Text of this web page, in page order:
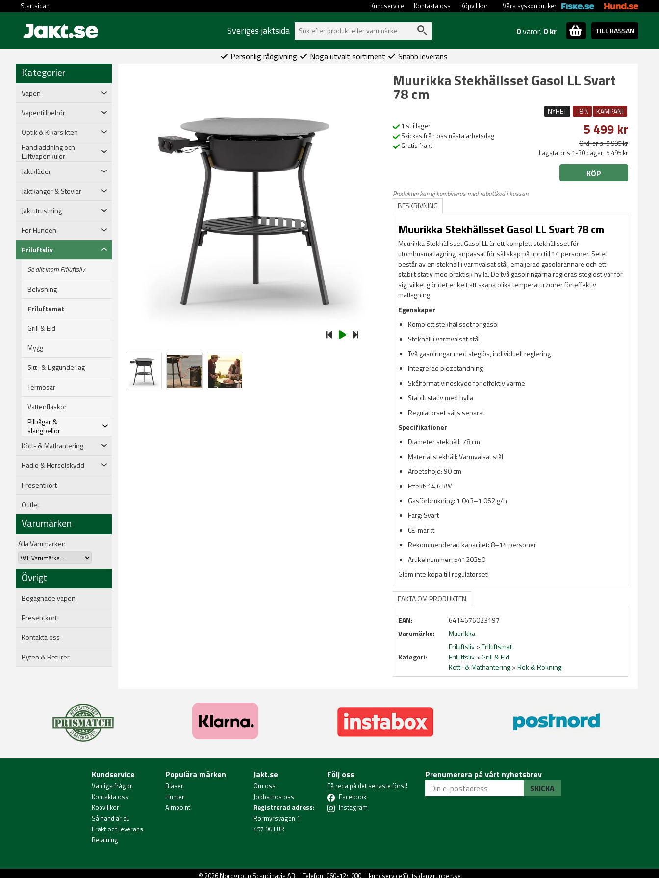
Startsidan Våra syskonbutiker
Köpvillkor
Kontakta oss
Kundservice
Sveriges jaktsida 0varor, 0 kr TILL KASSAN
Personlig rådgivning Noga utvalt sortiment Snabb leverans
Kategorier
Vapen
Vapentillbehör
Optik & Kikarsikten
Handladdning och
Luftvapenkulor
Jaktkläder
Jaktkängor & Stövlar
Jaktutrustning
För Hunden
Friluftsliv
Se allt inom Friluftsliv
Belysning
Friluftsmat
Grill & Eld
Mygg
Sitt- & Liggunderlag
Termosar
Vattenflaskor
Pilbågar &
slangbellor
Kött- & Mathantering
Radio & Hörselskydd
Presentkort
Outlet
Varumärken
Alla Varumärken
Övrigt
Begagnade vapen
Presentkort
Kontakta oss
Byten & Returer
Muurikka Stekhällsset Gasol LL Svart
78 cm
NYHET -8 % KAMPANJ
1 st i lager
Skickas från oss nästa arbetsdag
Gratis frakt
5 499 kr
Ord. pris: 5 995 kr
Lägsta pris 1-30 dagar: 5 495 kr
KÖP
Produkten kan ej kombineras med rabattkod i kassan.
BESKRIVNING
Muurikka Stekhällsset Gasol LL Svart 78 cm
Muurikka Stekhällsset Gasol LL är ett komplett stekhällsset för
utomhusmatlagning, anpassat för sällskap på upp till 14 personer. Setet
består av en stekhäll i varmvalsat stål, emaljerad gasolbrännare och ett
stabilt stativ med praktisk hylla. De två gasolringarna regleras steglöst var för
sig, vilket gör det enkelt att skapa olika temperaturzoner för effektiv
matlagning.
Egenskaper
Komplett stekhällsset för gasol
Stekhäll i varmvalsat stål
Två gasolringar med steglös, individuell reglering
Integrerad piezotändning
Skålformat vindskydd för effektiv värme
Stabilt stativ med hylla
Regulatorset säljs separat
Specifikationer
Diameter stekhäll: 78 cm
Material stekhäll: Varmvalsat stål
Arbetshöjd: 90 cm
Effekt: 14,6 kW
Gasförbrukning: 1 043–1 062 g/h
Färg: Svart
CE-märkt
Rekommenderad kapacitet: 8–14 personer
Artikelnummer: 54120350
Glöm inte köpa till regulatorset!
FAKTA OM PRODUKTEN
EAN:
6414676023197
Varumärke:
Muurikka
Kategori:
Friluftsliv>Friluftsmat
Friluftsliv>Grill & Eld
Kött- & Mathantering>Rök & Rökning
Kundservice
Vanliga frågor
Kontakta oss
Köpvillkor
Så handlar du
Frakt och leverans
Betalning
Populära märken
Blaser
Hunter
Aimpoint
Jakt.se
Om oss
Jobba hos oss
Registrerad adress:
Rörmyrsvägen 1
457 96 LUR
Följ oss
Få reda på det senaste först!
Facebook
Instagram
Prenumerera på vårt nyhetsbrev
SKICKA
© 2026 Nordgroup Scandinavia AB | Telefon: 060-124 000 | kundservice@utsidangruppen.se